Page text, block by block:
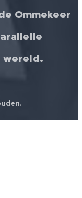
Ommekeer
wereld.